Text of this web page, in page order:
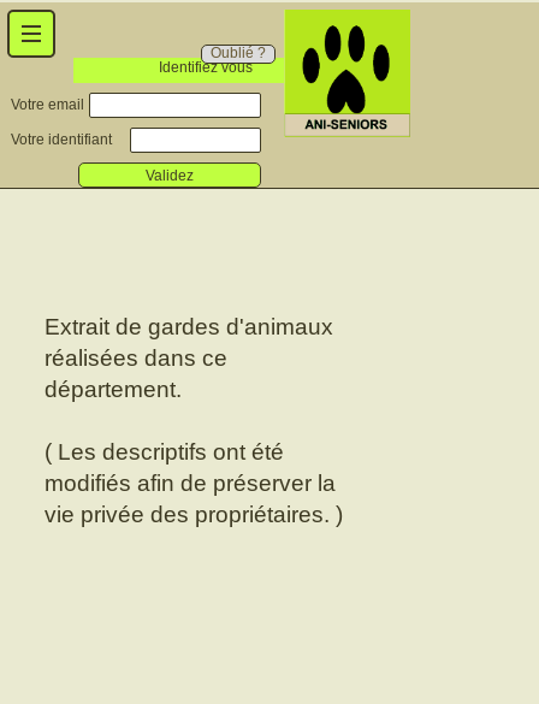
Identifiez vous
Oublié ?
Votre email
Votre identifiant
Validez
Extrait de gardes d'animaux
réalisées dans ce
département.
( Les descriptifs ont été
modifiés afin de préserver la
vie privée des propriétaires. )